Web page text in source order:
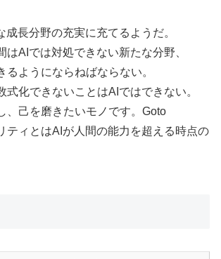
成長分野の充実に充てるようだ。
はAIでは対処できない新たな分野、
るようにならねばならない。
式化できないことはAIではできない。
、己を磨きたいモノです。Goto
ティとはAIが人間の能力を超える時点の